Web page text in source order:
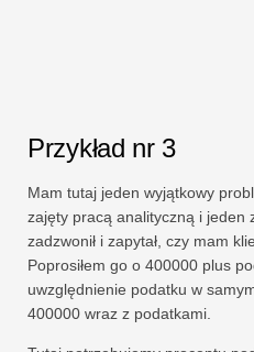
Przykład nr 3
Mam tutaj jeden wyjątkowy
zajęty pracą analityczną i jeden
zadzwonił i zapytał, czy mam
Poprosiłem go o 400000 plus
uwzględnienie podatku w
400000 wraz z podatkami.